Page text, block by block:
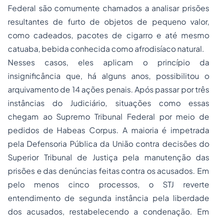
Federal são comumente chamados a analisar prisões
resultantes de furto de objetos de pequeno valor,
como cadeados, pacotes de cigarro e até mesmo
catuaba, bebida conhecida como afrodisíaco natural.
Nesses casos, eles aplicam o princípio da
insignificância que, há alguns anos, possibilitou o
arquivamento de 14 ações penais. Após passar por três
instâncias do Judiciário, situações como essas
chegam ao Supremo Tribunal Federal por meio de
pedidos de Habeas Corpus. A maioria é impetrada
pela Defensoria Pública da União contra decisões do
Superior Tribunal de Justiça pela manutenção das
prisões e das denúncias feitas contra os acusados. Em
pelo menos cinco processos, o STJ reverte
entendimento de segunda instância pela liberdade
dos acusados, restabelecendo a condenação. Em